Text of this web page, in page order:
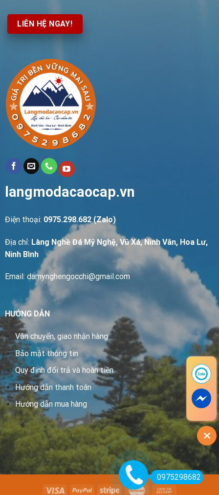
LIÊN HỆ NGAY!
langmodacaocap.vn
Điện thoại: 0975.298.682 (Zalo)
Địa chỉ: Làng Nghề Đá Mỹ Nghệ, Vũ Xá, Ninh Vân, Hoa Lư,
Ninh Bình
Email: damynghengocchi@gmail.com
HƯỚNG DẪN
Vận chuyển, giao nhận hàng
Bảo mật thông tin
Quy định đổi trả và hoàn tiền
Hướng dẫn thanh toán
Hướng dẫn mua hàng
0975298682